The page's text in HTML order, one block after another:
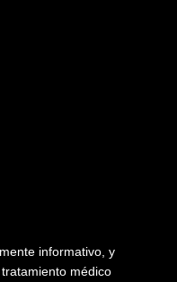
informativo, y
médico